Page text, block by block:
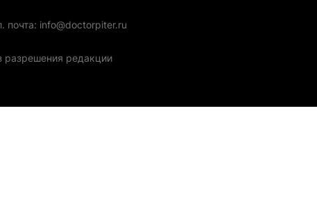
почта: info@doctorpiter.ru
разрешения редакции